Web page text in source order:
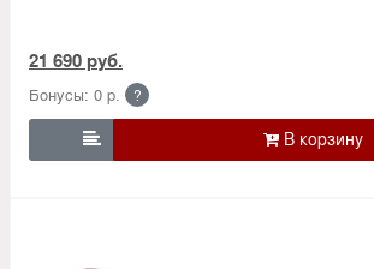
21 690 руб.
Бонусы: 0 р. ?
